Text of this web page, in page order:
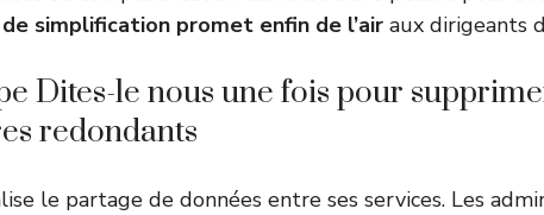
simplification promet enfin de l’air aux dirigeants
Dites-le nous une fois pour
redondants
le partage de données entre ses services. Les